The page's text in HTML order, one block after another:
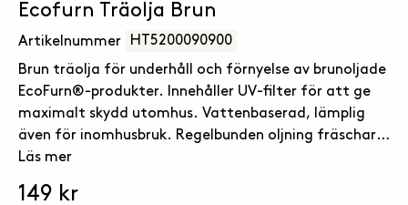
Ecofurn Träolja Brun
Artikelnummer HT5200090900
Brun träolja för underhåll och förnyelse av brunoljade
EcoFurn®-produkter. Innehåller UV-filter för att ge
maximalt skydd utomhus. Vattenbaserad, lämplig
även för inomhusbruk. Regelbunden oljning fräschar
upp utseendet, men ännu viktigare, förlänger
Läs mer
149 kr